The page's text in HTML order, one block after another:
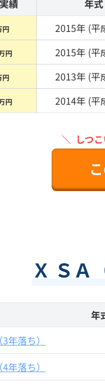
績 年式
円 2015年 (平
円 2015年 (平
円 2013年 (平
円 2014年 (平
＼ しつ
Ｘ ＳＡ
年
年落ち）
年落ち）